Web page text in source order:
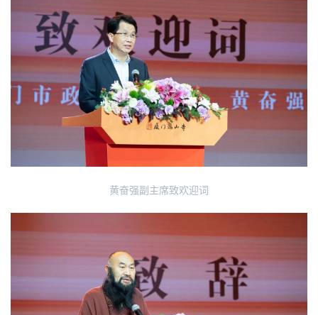
黄奋强副主席致欢迎词